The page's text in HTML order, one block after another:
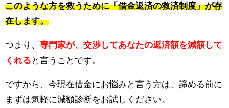
このような方を救うために「借金返済の救済制度」が存
在します。
つまり、 専門家が、交渉してあなたの返済額を減額して
くれる と言うことです。
ですから、今現在借金にお悩みと言う方は、諦める前に
まずは気軽に減額診断をお試しください。